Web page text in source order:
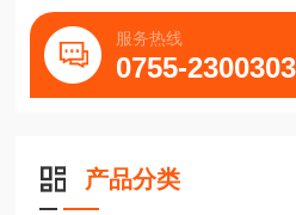
服务热线
0755-
产品分类